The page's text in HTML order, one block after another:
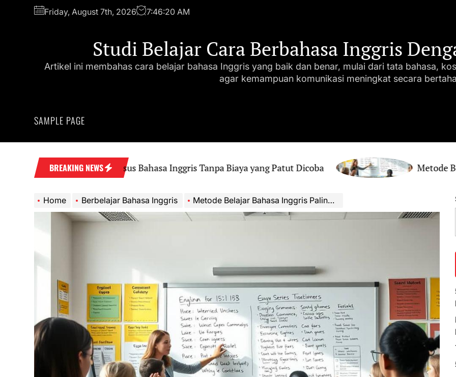
Friday, August 7th, 2026 7:46:22 AM
Studi Belajar Cara Berbahasa Inggris
Artikel ini membahas cara belajar bahasa Inggris yang baik dan benar, mulai dari tata bahasa,
agar kemampuan komunikasi meningkat secara
SAMPLE PAGE
BREAKING NEWS
5 Website Kursus Bahasa Inggris Tanpa Biaya yang Patut Dicoba Metode Belajar
Home Berbelajar Bahasa Inggris Metode Belajar Bahasa Inggris Paling Efektif Untuk Hasil Maksimal